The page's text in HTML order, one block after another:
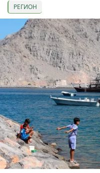
РЕГИОН